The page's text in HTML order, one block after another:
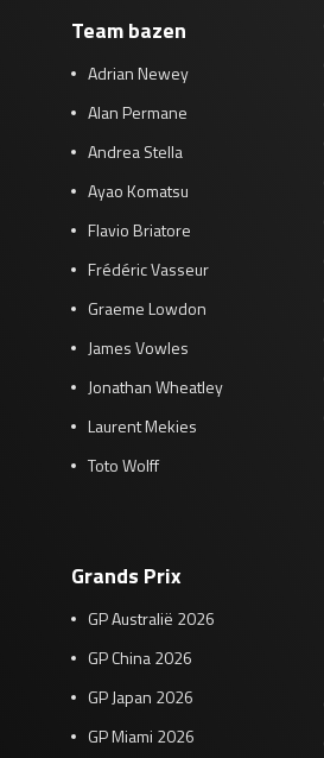
Team bazen
Adrian Newey
Alan Permane
Andrea Stella
Ayao Komatsu
Flavio Briatore
Frédéric Vasseur
Graeme Lowdon
James Vowles
Jonathan Wheatley
Laurent Mekies
Toto Wolff
Grands Prix
GP Australië 2026
GP China 2026
GP Japan 2026
GP Miami 2026